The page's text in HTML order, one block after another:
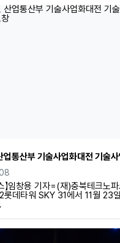
업통산부 기술사업화대전 기술
】임창용 기자=(재)충북테크노
롯데타워 SKY 31에서 11월 23